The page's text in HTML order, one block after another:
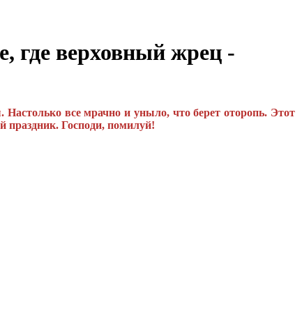
верховный жрец -
все мрачно и уныло, что берет оторопь. Этот
праздник. Господи, помилуй!